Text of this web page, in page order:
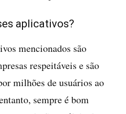
aplicativos?
mencionados são
respeitáveis e são
milhões de usuários ao
sempre é bom